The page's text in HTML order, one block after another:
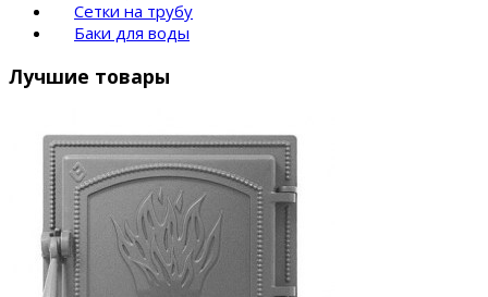
Сетки на трубу
Баки для воды
Лучшие товары